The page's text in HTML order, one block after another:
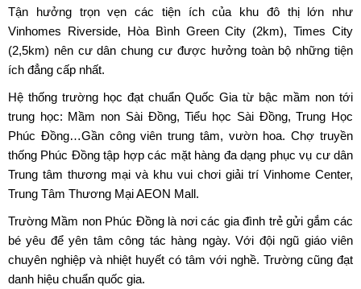
Tận hưởng trọn vẹn các tiện ích của khu đô thị lớn như
Vinhomes Riverside, Hòa Bình Green City (2km), Times City
(2,5km) nên cư dân chung cư được hưởng toàn bộ những tiện
ích đẳng cấp nhất.
Hệ thống trường học đạt chuẩn Quốc Gia từ bậc mầm non tới
trung học: Mầm non Sài Đồng, Tiểu học Sài Đồng, Trung Học
Phúc Đồng…Gần công viên trung tâm, vườn hoa. Chợ truyền
thống Phúc Đồng tập hợp các mặt hàng đa dạng phục vụ cư dân
Trung tâm thương mại và khu vui chơi giải trí Vinhome Center,
Trung Tâm Thương Mại AEON Mall.
Trường Mầm non Phúc Đồng là nơi các gia đình trẻ gửi gắm các
bé yêu để yên tâm công tác hàng ngày. Với đội ngũ giáo viên
chuyên nghiệp và nhiệt huyết có tâm với nghề. Trường cũng đạt
danh hiệu chuẩn quốc gia.